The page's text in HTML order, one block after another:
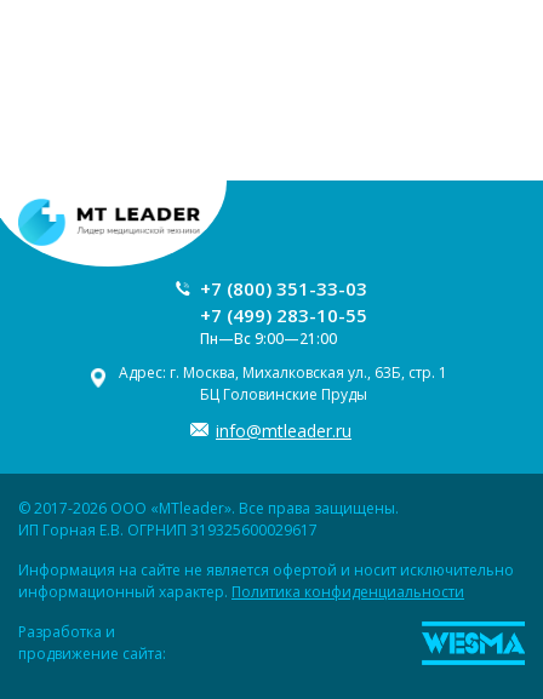
+7 (800) 351-33-03
+7 (499) 283-10-55
Пн—Вс 9:00—21:00
Адрес: г. Москва, Михалковская ул., 63Б, стр. 1
БЦ Головинские Пруды
info@mtleader.ru
© 2017-2026 ООО «MTleader». Все права защищены.
ИП Горная Е.В. ОГРНИП 319325600029617
Информация на сайте не является офертой и носит исключительно
информационный характер. Политика конфиденциальности
Разработка и
продвижение сайта: